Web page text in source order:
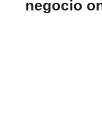
negocio